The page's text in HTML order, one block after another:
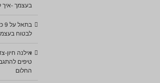
בעצמך -איך
בתאל על
לבטוח
אילנה חיון-
טיפים
החלום